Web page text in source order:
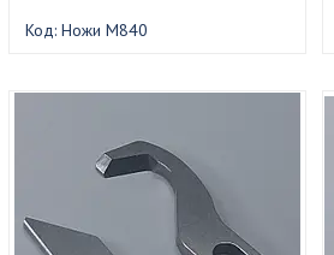
Ножи M840